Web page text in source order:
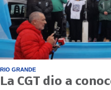
RIO GRANDE
La CGT dio a